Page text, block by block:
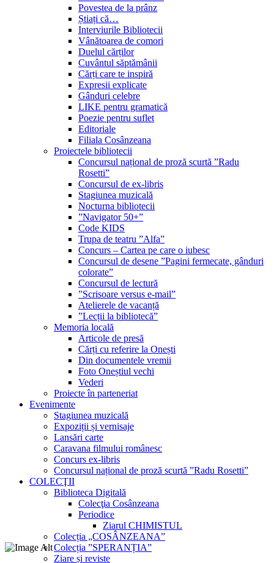
Povestea de la prânz
Știați că…
Interviurile Bibliotecii
Vânătoarea de comori
Duelul cărților
Cuvântul săptămânii
Cărți care te inspiră
Expresii explicate
Gânduri celebre
LIKE pentru gramatică
Poezie pentru suflet
Editoriale
Filiala Cosânzeana
Proiectele bibliotecii
Concursul național de proză scurtă ”Radu
Rosetti”
Concursul de ex-libris
Stagiunea muzicală
Nocturna bibliotecii
”Navigator 50+”
Code KIDS
Trupa de teatru ”Alfa”
Concurs – Cartea pe care o iubesc
Concursul de desene ”Pagini fermecate, gânduri
colorate”
Concursul de lectură
”Scrisoare versus e-mail”
Atelierele de vacanță
”Lecții la bibliotecă”
Memoria locală
Articole de presă
Cărți cu referire la Onești
Din documentele vremii
Foto Oneștiul vechi
Vederi
Proiecte în parteneriat
Evenimente
Stagiunea muzicală
Expoziții și vernisaje
Lansări carte
Caravana filmului românesc
Concurs ex-libris
Concursul național de proză scurtă ”Radu Rosetti”
COLECŢII
Biblioteca Digitală
Colecţia Cosânzeana
Periodice
Ziarul CHIMISTUL
Colecția „COSÂNZEANA”
Colecția ”SPERANȚIA”
Ziare și reviste